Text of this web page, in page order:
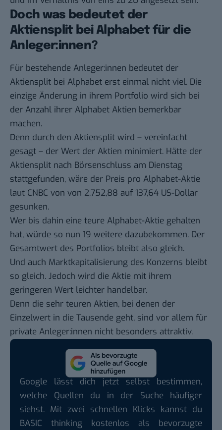
Doch was bedeutet der
Aktiensplit bei Alphabet für die
Anleger:innen?
Für bestehende Anleger:innen bedeutet der
Aktiensplit bei Alphabet erst einmal nicht viel. Die
einzige Änderung in ihrem Portfolio wird sich bei
der Anzahl ihrer Alphabet Aktien bemerkbar
machen.
Denn durch den Aktiensplit wird – vereinfacht
gesagt – der Wert der Aktien minimiert. Hätte der
Aktiensplit nach Börsenschluss am Dienstag
stattgefunden, wäre der Preis pro Alphabet-Aktie
laut CNBC von von 2.752,88 auf 137,64 US-Dollar
gesunken.
Wer bis dahin eine teure Alphabet-Aktie gehalten
hat, würde so nun 19 weitere dazubekommen. Der
Gesamtwert des Portfolios bleibt also gleich.
Und auch Marktkapitalisierung des Konzerns bleibt
so gleich. Jedoch wird die Aktie mit ihrem
geringeren Wert leichter handelbar.
Denn die sehr teuren Aktien, bei denen der
Einzelwert in die Tausende geht, sind vor allem für
private Anleger:innen nicht besonders attraktiv.
Google lässt dich jetzt selbst bestimmen,
welche Quellen du in der Suche häufiger
siehst. Mit zwei schnellen Klicks kannst du
BASIC thinking kostenlos als bevorzugte